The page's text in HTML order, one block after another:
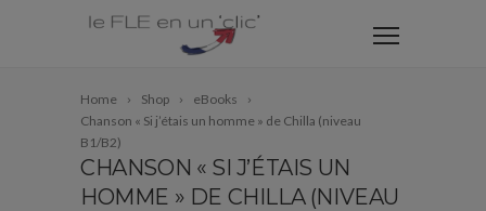
Home Shop
eBooks
Chanson « Si j’étais un homme » de Chilla (niveau
B1/B2)
CHANSON « SI J’ÉTAIS UN
HOMME » DE CHILLA (NIVEAU